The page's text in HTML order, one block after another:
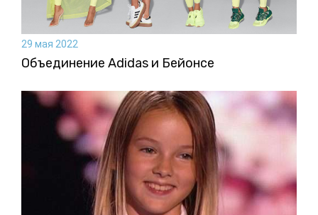
29 мая 2022
Объединение Adidas и Бейонсе